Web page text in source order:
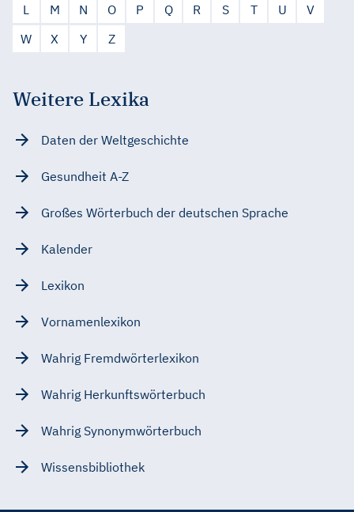
L
M N O P Q R S T U
V
W
X Y Z
Weitere Lexika
Daten der Weltgeschichte
Gesundheit A-Z
Großes Wörterbuch der deutschen Sprache
Kalender
Lexikon
Vornamenlexikon
Wahrig Fremdwörterlexikon
Wahrig Herkunftswörterbuch
Wahrig Synonymwörterbuch
Wissensbibliothek